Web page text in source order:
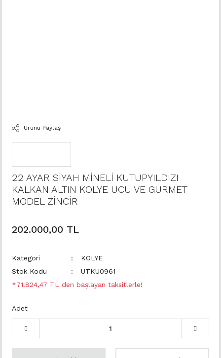
Ürünü Paylaş
22 AYAR SİYAH MİNELİ KUTUPYILDIZI
KALKAN ALTIN KOLYE UCU VE GURMET
MODEL ZİNCİR
202.000,00 TL
Kategori
KOLYE
Stok Kodu
UTKU0961
*71.824,47 TL den başlayan taksitlerle!
Adet